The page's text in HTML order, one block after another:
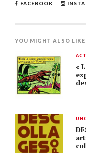
FACEBOOK
YOU MIGHT ALSO LIKE
«